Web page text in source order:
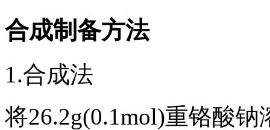
合成制备方法
1.合成法
将26.2g(0.1mol)重铬酸